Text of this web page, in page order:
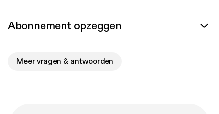
Abonnement opzeggen
Meer vragen & antwoorden